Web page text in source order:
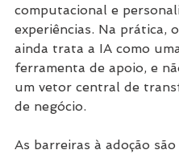
computacional e
experiências. Na prática,
ainda trata a IA como
ferramenta de apoio, e
um vetor central de
de negócio.
As barreiras à adoção são